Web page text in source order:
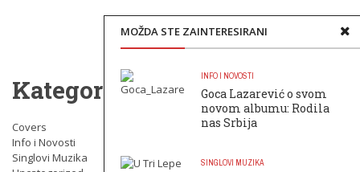
MOŽDA STE ZAINTERESIRANI
INFO I NOVOSTI
Goca Lazarević o svom
novom albumu: Rodila
nas Srbija
SINGLOVI MUZIKA
Kategorije
Covers
Info i Novosti
Singlovi Muzika